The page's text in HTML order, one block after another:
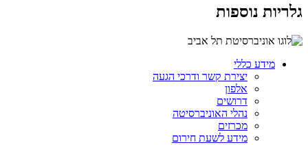
גלריות נוספות
מידע כללי
יצירת קשר ודרכי הגעה
אלפון
דרושים
נהלי האוניברסיטה
מכרזים
מידע לשעת חירום